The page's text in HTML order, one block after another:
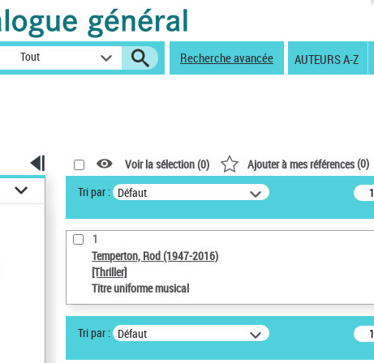
Tout Recherche avancée AUTEURS A-Z
Voir la sélection (0) Ajouter à mes références(0)
Tri par : Défaut
1
Temperton, Rod (1947-2016)
[Thriller]
Titre uniforme musical
Tri par : Défaut